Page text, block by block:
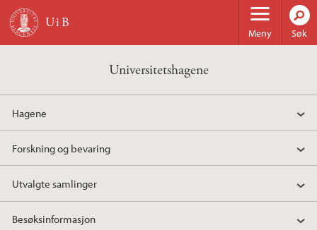
Hopp til hovedinnhold
Meny Søk
Universitetshagene
Hagene
Forskning og bevaring
Utvalgte samlinger
Besøksinformasjon